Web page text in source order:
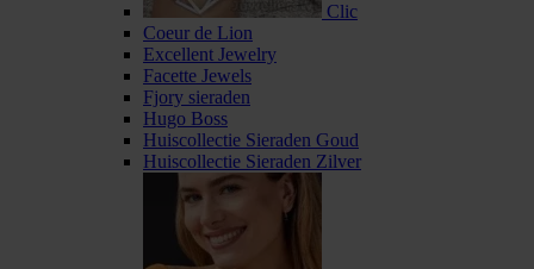
Clic
Coeur de Lion
Excellent Jewelry
Facette Jewels
Fjory sieraden
Hugo Boss
Huiscollectie Sieraden Goud
Huiscollectie Sieraden Zilver